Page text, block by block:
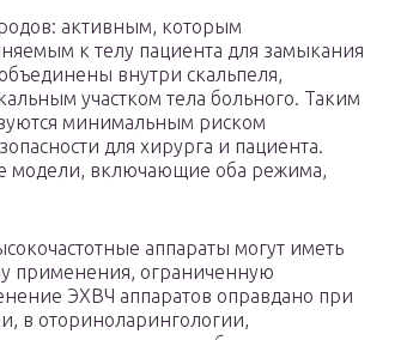
активным, которым
к телу пациента для замыкания
внутри скальпеля,
участком тела больного. Таким
минимальным риском
для хирурга и пациента.
модели, включающие оба режима,
аппараты могут иметь
применения, ограниченную
ЭХВЧ аппаратов оправдано при
в оториноларингологии,